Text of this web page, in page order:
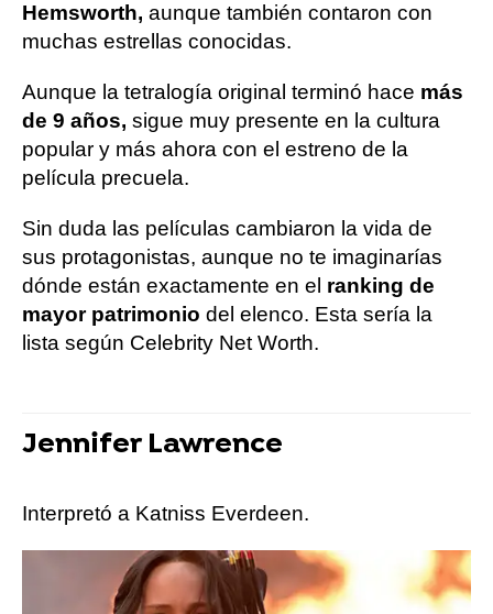
Hemsworth, aunque también contaron con
muchas estrellas conocidas.
Aunque la tetralogía original terminó hace más
de 9 años, sigue muy presente en la cultura
popular y más ahora con el estreno de la
película precuela.
Sin duda las películas cambiaron la vida de
sus protagonistas, aunque no te imaginarías
dónde están exactamente en el ranking de
mayor patrimonio del elenco. Esta sería la
lista según Celebrity Net Worth.
Jennifer Lawrence
Interpretó a Katniss Everdeen.